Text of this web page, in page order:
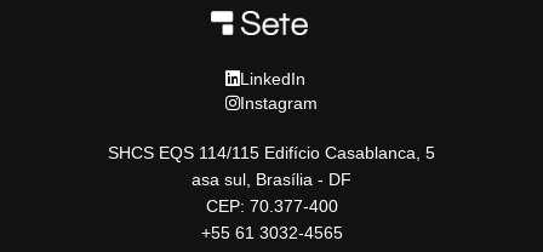
LinkedIn
Instagram
SHCS EQS 114/115 Edifício Casablanca, 5
asa sul, Brasília - DF
CEP: 70.377-400
+55 61 3032-4565